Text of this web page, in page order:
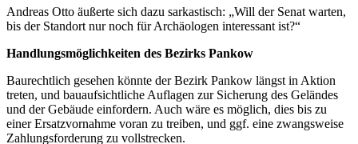
Andreas Otto äußerte sich dazu sarkastisch: „Will der Senat warten,
bis der Standort nur noch für Archäologen interessant ist?“
Handlungsmöglichkeiten des Bezirks Pankow
Baurechtlich gesehen könnte der Bezirk Pankow längst in Aktion
treten, und bauaufsichtliche Auflagen zur Sicherung des Geländes
und der Gebäude einfordern. Auch wäre es möglich, dies bis zu
einer Ersatzvornahme voran zu treiben, und ggf. eine zwangsweise
Zahlungsforderung zu vollstrecken.